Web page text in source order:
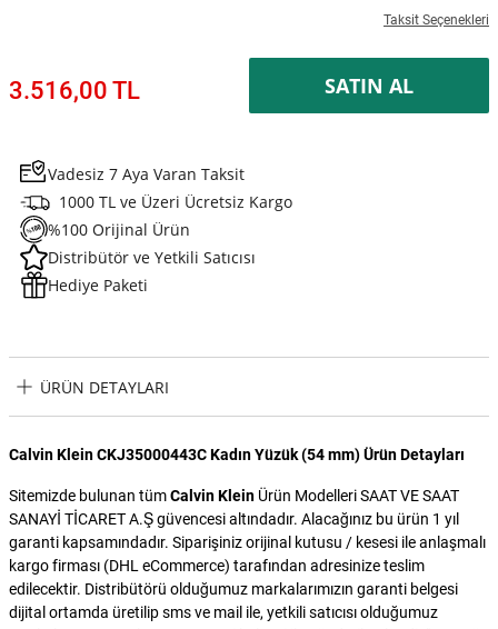
Taksit Seçenekleri
3.516,00 TL SATIN AL
Vadesiz 7 Aya Varan Taksit
1000 TL ve Üzeri Ücretsiz Kargo
%100 Orijinal Ürün
Distribütör ve Yetkili Satıcısı
Hediye Paketi
ÜRÜN DETAYLARI
Calvin Klein CKJ35000443C Kadın Yüzük (54 mm) Ürün Detayları
Sitemizde bulunan tümCalvin Klein Ürün Modelleri SAAT VE SAAT
SANAYİ TİCARET A.Ş güvencesi altındadır. Alacağınız bu ürün 1 yıl
garanti kapsamındadır. Siparişiniz orijinal kutusu / kesesi ile anlaşmalı
kargo firması (DHL eCommerce) tarafından adresinize teslim
edilecektir. Distribütörü olduğumuz markalarımızın garanti belgesi
dijital ortamda üretilip sms ve mail ile, yetkili satıcısı olduğumuz